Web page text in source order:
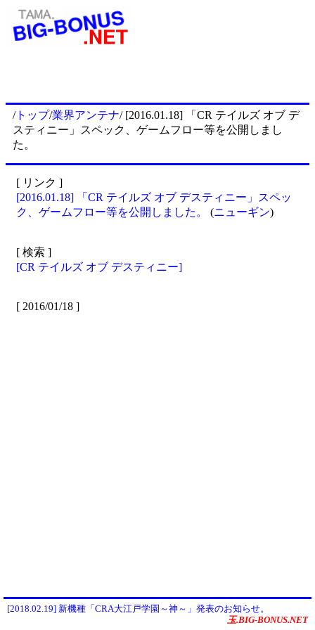
/トップ/業界アンテナ/ [2016.01.18] 「CR テイルズ オブ デ
スティニー」スペック、ゲームフロー等を公開しまし
た。
[ リンク ]
[2016.01.18] 「CR テイルズ オブ デスティニー」スペッ
ク、ゲームフロー等を公開しました。 (ニューギン)
[ 検索 ]
[CR テイルズ オブ デスティニー]
[ 2016/01/18 ]
[2018.02.19] 新機種「CRA大江戸学園～神～」発表のお知らせ。
玉.BIG-BONUS.NET